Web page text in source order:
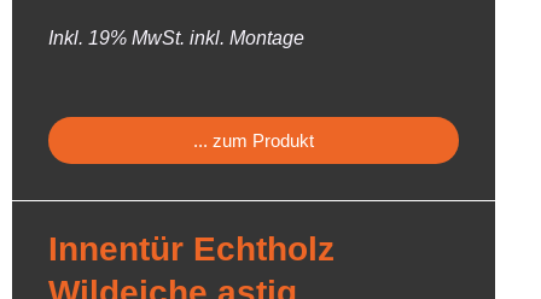
Inkl. 19% MwSt. inkl. Montage
... zum Produkt
Innentür Echtholz